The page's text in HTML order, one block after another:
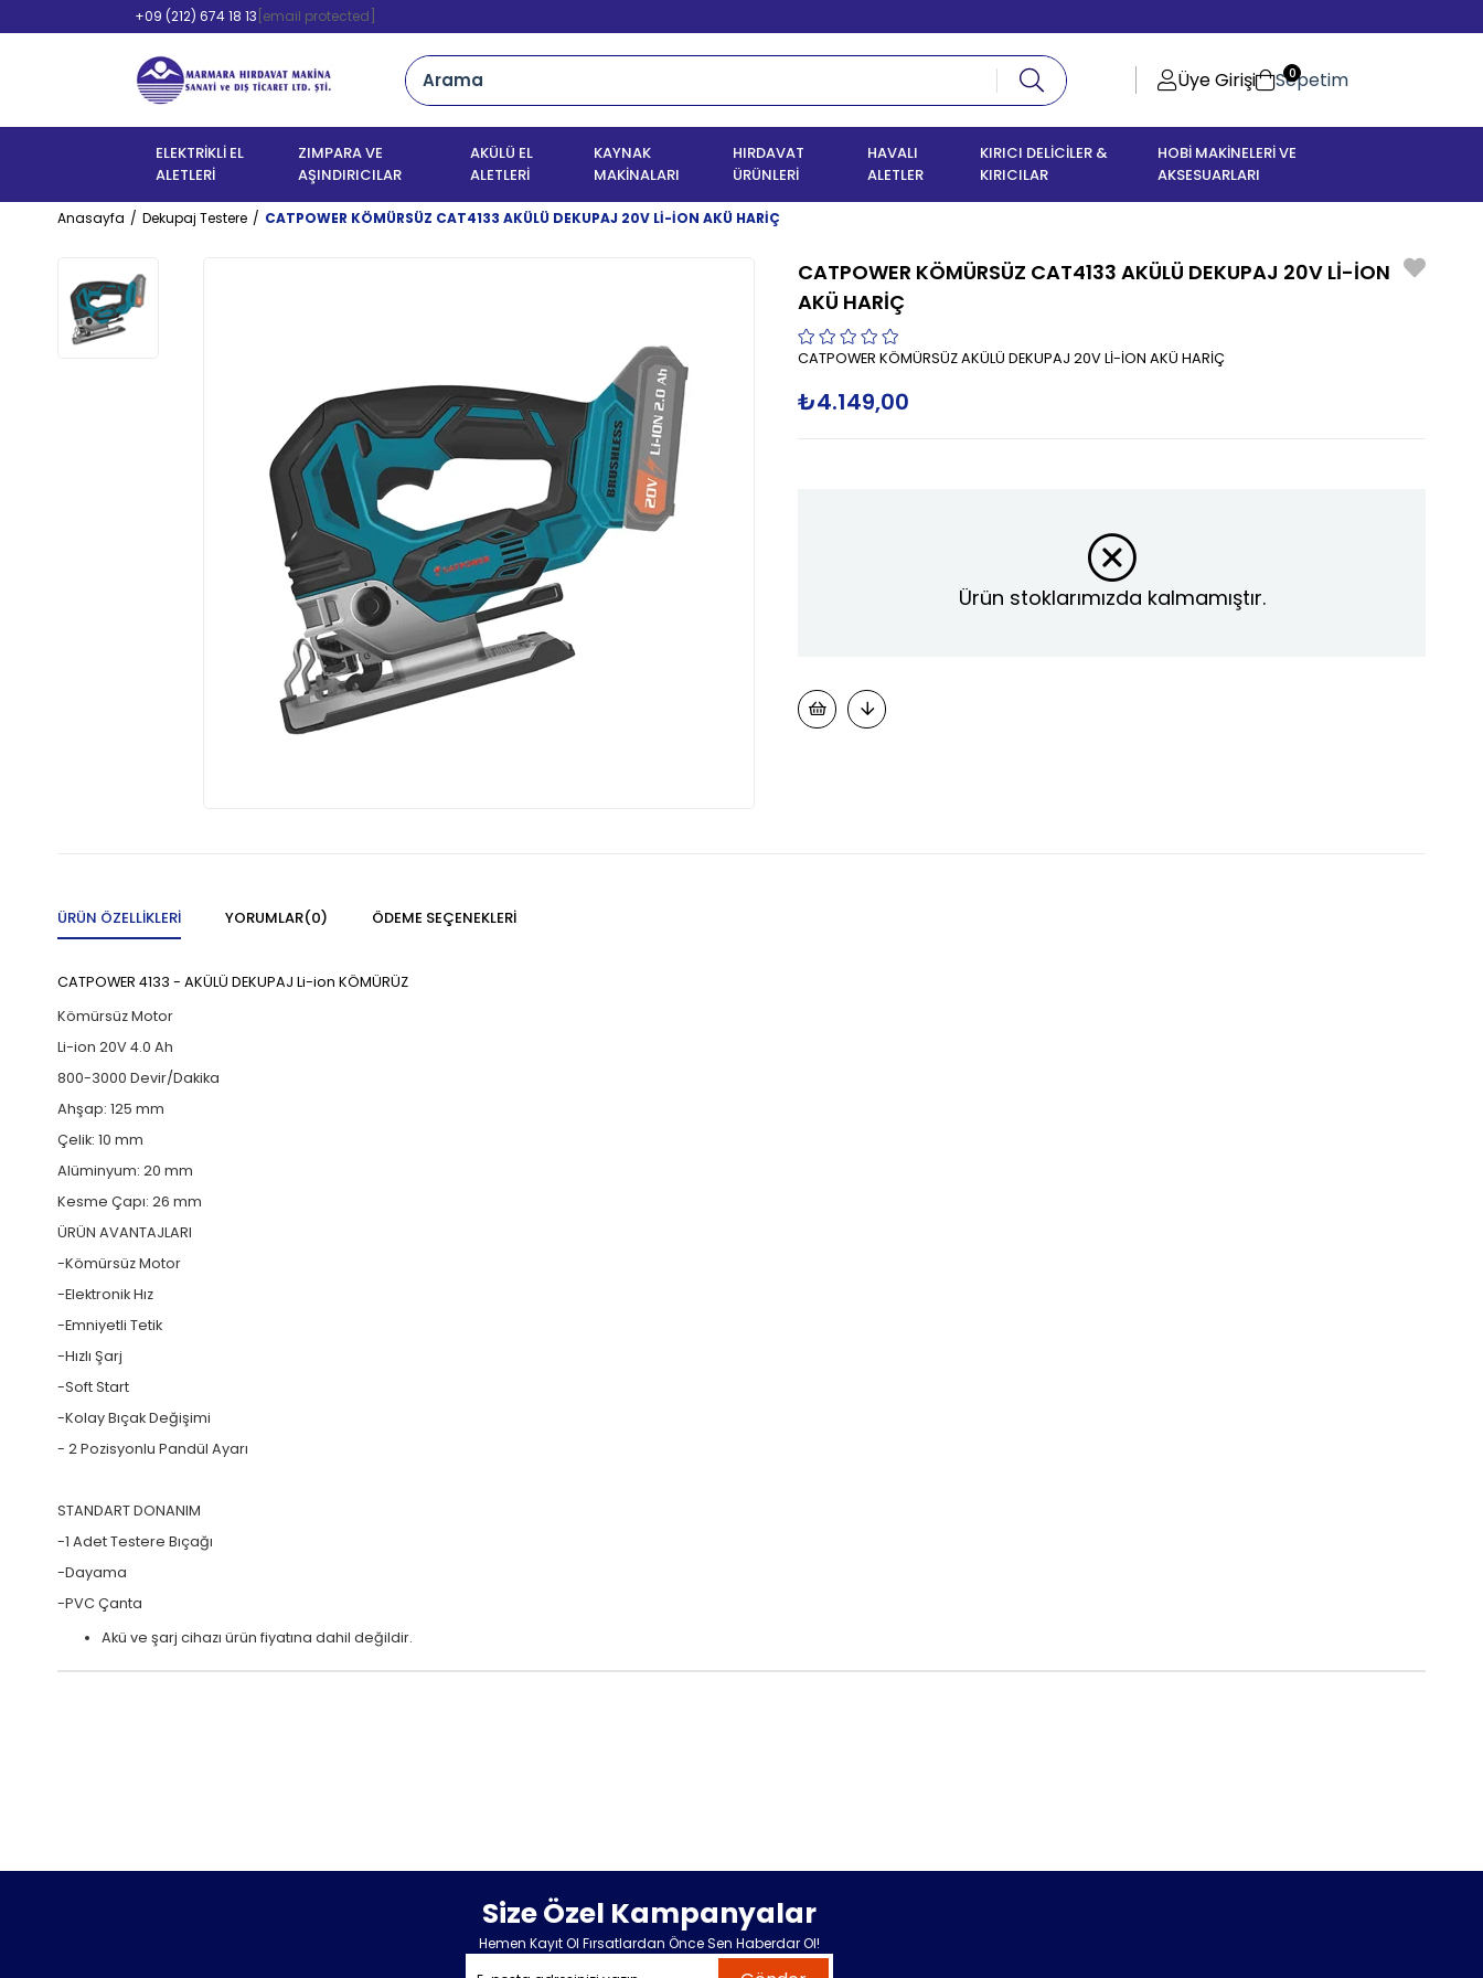
+09 (212) 674 18 13 [email protected]
Üye Girişi Sepetim
0
ELEKTRİKLİ EL
ALETLERİ
ZIMPARA VE
AŞINDIRICILAR
AKÜLÜ EL
ALETLERİ
KAYNAK
MAKİNALARI
HIRDAVAT
ÜRÜNLERİ
HAVALI
ALETLER
KIRICI DELİCİLER &
KIRICILAR
HOBİ MAKİNELERİ VE
AKSESUARLARI
Anasayfa Dekupaj Testere CATPOWER KÖMÜRSÜZ CAT4133 AKÜLÜ DEKUPAJ 20V Lİ-İON AKÜ HARİÇ
CATPOWER KÖMÜRSÜZ CAT4133 AKÜLÜ DEKUPAJ 20V Lİ-İON
AKÜ HARİÇ
CATPOWER KÖMÜRSÜZ AKÜLÜ DEKUPAJ 20V Lİ-İON AKÜ HARİÇ
₺4.149,00
Ürün stoklarımızda kalmamıştır.
ÜRÜN ÖZELLIKLERI YORUMLAR(0) ÖDEME SEÇENEKLERI
CATPOWER 4133 - AKÜLÜ DEKUPAJ Li-ion KÖMÜRÜZ
Kömürsüz Motor
Li-ion 20V 4.0 Ah
800-3000 Devir/Dakika
Ahşap: 125 mm
Çelik: 10 mm
Alüminyum: 20 mm
Kesme Çapı: 26 mm
ÜRÜN AVANTAJLARI
-Kömürsüz Motor
-Elektronik Hız
-Emniyetli Tetik
-Hızlı Şarj
-Soft Start
-Kolay Bıçak Değişimi
- 2 Pozisyonlu Pandül Ayarı
STANDART DONANIM
-1 Adet Testere Bıçağı
-Dayama
-PVC Çanta
Akü ve şarj cihazı ürün fiyatına dahil değildir.
Size Özel Kampanyalar
Hemen Kayıt Ol Fırsatlardan Önce Sen Haberdar Ol!